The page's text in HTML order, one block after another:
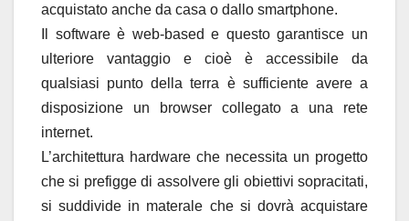
acquistato anche da casa o dallo smartphone.
Il software è web-based e questo garantisce un
ulteriore vantaggio e cioè è accessibile da
qualsiasi punto della terra è sufficiente avere a
disposizione un browser collegato a una rete
internet.
L’architettura hardware che necessita un progetto
che si prefigge di assolvere gli obiettivi sopracitati,
si suddivide in materale che si dovrà acquistare